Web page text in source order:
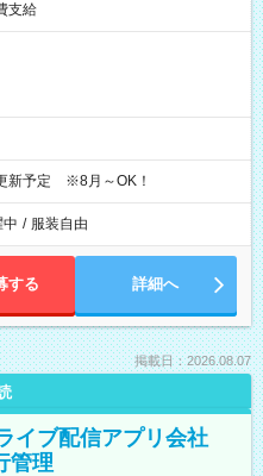
支給
新予定 ※8月～OK！
/ 服装自由
する 詳細へ
掲載日：2026.08.07
イブ配信アプリ会社
管理